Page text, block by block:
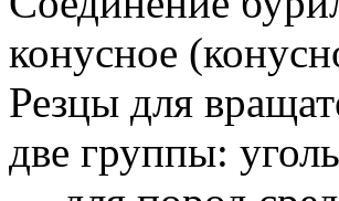
конусное
Резцы для
две группы: